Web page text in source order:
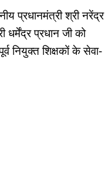
प्रधानमंत्री श्री नरेंद्र
धर्मेंद्र प्रधान जी को
नियुक्त शिक्षकों के सेवा-